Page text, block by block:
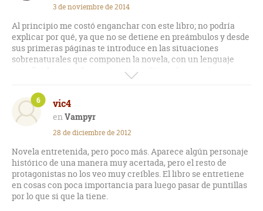
3 de noviembre de 2014
Al principio me costó enganchar con este libro; no podría
explicar por qué, ya que no se detiene en preámbulos y desde
sus primeras páginas te introduce en las situaciones
sobrenaturales que componen la novela, con un lenguaje
muy fluido y muy buena narrativa. Sin embargo, a los pocos
capítulos, la seguidilla de acontecimientos te sumerge en
una historia muy bien elaborada y completa (años y
generaciones enteras en que se traspasan secretos, leyendas
e instrumentos para la eterna lucha entre el bien y el mal),
que te hace casi imposible parar de leer, aunque quizá
algunos aspectos sean algo previsibles.
Muy buenas descripciones que te hacen sentir el ambiente
gótico y lúgubre que rodea cada una de las situaciones que
viven los personajes, y en las cuales no se deja ningún cabo
suelto al llegar a las últimas páginas, lo que se agradece. La
forma en que fluye la relación de los personajes principales
vic4
Vampyr
6
28 de diciembre de 2012
Novela entretenida, pero poco más. Aparece algún personaje
histórico de una manera muy acertada, pero el resto de
protagonistas no los veo muy creíbles. El libro se entretiene
en cosas con poca importancia para luego pasar de puntillas
por lo que si que la tiene.